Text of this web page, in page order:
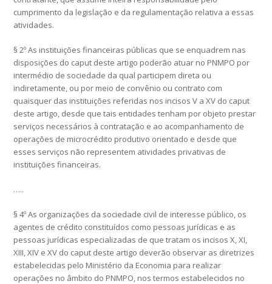
cumprimento da legislação e da regulamentação relativa a essas
atividades.
§ 2º As instituições financeiras públicas que se enquadrem nas
disposições do caput deste artigo poderão atuar no PNMPO por
intermédio de sociedade da qual participem direta ou
indiretamente, ou por meio de convênio ou contrato com
quaisquer das instituições referidas nos incisos V a XV do caput
deste artigo, desde que tais entidades tenham por objeto prestar
serviços necessários à contratação e ao acompanhamento de
operações de microcrédito produtivo orientado e desde que
esses serviços não representem atividades privativas de
instituições financeiras.
…..
§ 4º As organizações da sociedade civil de interesse público, os
agentes de crédito constituídos como pessoas jurídicas e as
pessoas jurídicas especializadas de que tratam os incisos X, XI,
XIII, XIV e XV do caput deste artigo deverão observar as diretrizes
estabelecidas pelo Ministério da Economia para realizar
operações no âmbito do PNMPO, nos termos estabelecidos no